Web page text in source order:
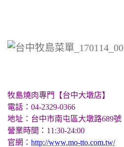
牧島燒肉專門【台中大墩店】
電話：04-2329-0366
地址：台中市南屯區大墩路689號
營業時間：11:30-24:00
官網： http://www.mo-tto.com.tw/